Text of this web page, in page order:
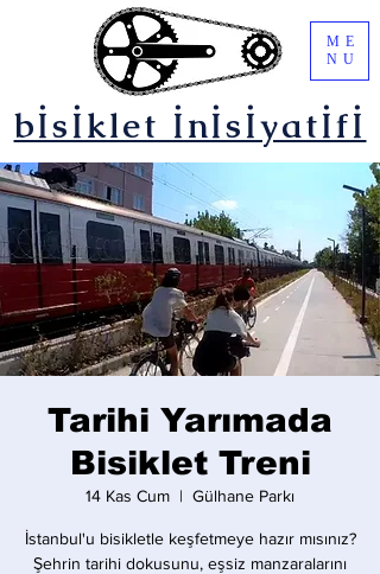
bİsİklet İnİsİyatİfİ
ME
NU
Tarihi Yarımada
Bisiklet Treni
14 Kas Cum
  |
Gülhane Parkı
İstanbul'u bisikletle keşfetmeye hazır mısınız?
Şehrin tarihi dokusunu, eşsiz manzaralarını